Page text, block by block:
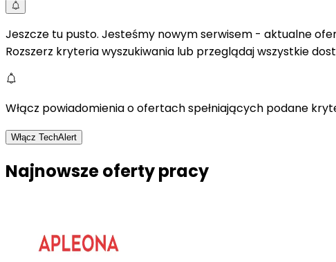
Jeszcze tu pusto. Jesteśmy nowym serwisem - aktualne
Rozszerz kryteria wyszukiwania lub przeglądaj wszystkie
Włącz powiadomienia o ofertach spełniających podane
Włącz TechAlert
Najnowsze oferty pracy